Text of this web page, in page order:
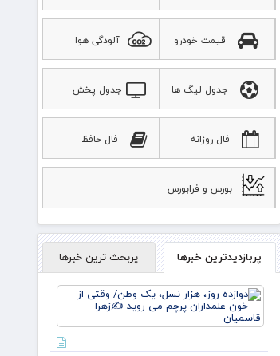
قیمت خودرو آلودگی هوا
جدول لیگ ها
جدول پخش
ورزشی
فال روزانه
فال حافظ
بورس و فرابورس
پربازدیدترین خبرها پربحث ترین خبرها